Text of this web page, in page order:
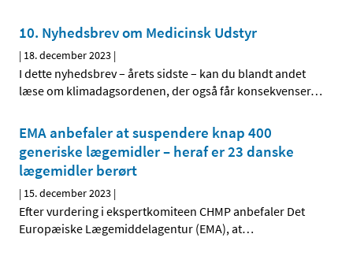
10. Nyhedsbrev om Medicinsk Udstyr
| 18. december 2023 |
I dette nyhedsbrev – årets sidste – kan du blandt andet
læse om klimadagsordenen, der også får konsekvenser…
EMA anbefaler at suspendere knap 400
generiske lægemidler – heraf er 23 danske
lægemidler berørt
| 15. december 2023 |
Efter vurdering i ekspertkomiteen CHMP anbefaler Det
Europæiske Lægemiddelagentur (EMA), at…